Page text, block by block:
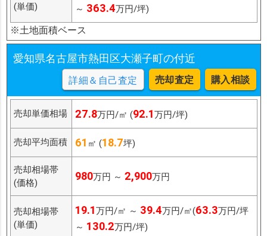
(単価)
～ 363.4万円/坪)
※土地面積ベース
愛知県名古屋市熱田区大瀬子町の付近
詳細＆自己査定 売却査定 購入相談
売却単価相場 27.8万円/㎡ (92.1万円/坪)
売却平均面積 61 ㎡ (18.7坪)
売却相場帯
(価格)
980万円 ～ 2,900万円
売却相場帯
(単価)
19.1万円/㎡ ～ 39.4万円/㎡(63.3万円/坪
～ 130.2万円/坪)